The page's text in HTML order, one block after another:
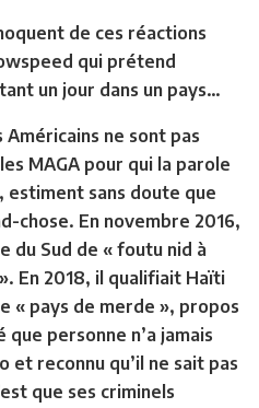
de ces réactions
qui prétend
un jour dans un pays…
ne sont pas
MAGA pour qui la parole
sans doute que
chose. En novembre 2016,
du Sud de « foutu nid à
En 2018, il qualifiait Haïti
« pays de merde », propos
personne n’a jamais
et reconnu qu’il ne sait pas
que ses criminels